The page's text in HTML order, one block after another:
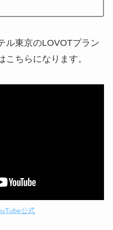
ル東京のLOVOTプラン
ちらになります。
公式